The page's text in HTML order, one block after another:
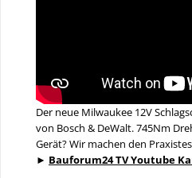
Der neue Milwaukee 12V
von Bosch & DeWalt. 745Nm
Gerät? Wir machen den
► Bauforum24 TV Youtube